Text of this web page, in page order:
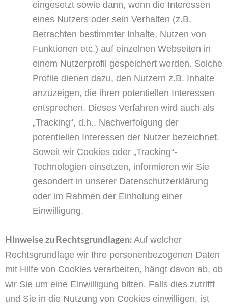
eingesetzt sowie dann, wenn die Interessen
eines Nutzers oder sein Verhalten (z.B.
Betrachten bestimmter Inhalte, Nutzen von
Funktionen etc.) auf einzelnen Webseiten in
einem Nutzerprofil gespeichert werden. Solche
Profile dienen dazu, den Nutzern z.B. Inhalte
anzuzeigen, die ihren potentiellen Interessen
entsprechen. Dieses Verfahren wird auch als
„Tracking“, d.h., Nachverfolgung der
potentiellen Interessen der Nutzer bezeichnet.
Soweit wir Cookies oder „Tracking“-
Technologien einsetzen, informieren wir Sie
gesondert in unserer Datenschutzerklärung
oder im Rahmen der Einholung einer
Einwilligung.
Hinweise zu Rechtsgrundlagen: Auf welcher
Rechtsgrundlage wir Ihre personenbezogenen Daten
mit Hilfe von Cookies verarbeiten, hängt davon ab, ob
wir Sie um eine Einwilligung bitten. Falls dies zutrifft
und Sie in die Nutzung von Cookies einwilligen, ist